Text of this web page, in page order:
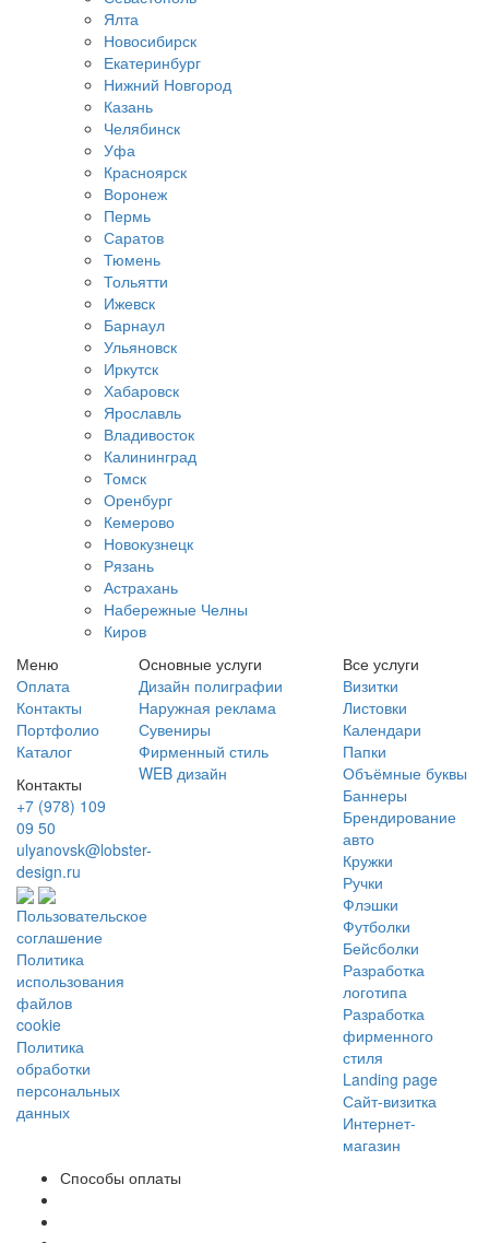
Ялта
Новосибирск
Екатеринбург
Нижний Новгород
Казань
Челябинск
Уфа
Красноярск
Воронеж
Пермь
Саратов
Тюмень
Тольятти
Ижевск
Барнаул
Ульяновск
Иркутск
Хабаровск
Ярославль
Владивосток
Калининград
Томск
Оренбург
Кемерово
Новокузнецк
Рязань
Астрахань
Набережные Челны
Киров
Меню
Оплата
Контакты
Портфолио
Каталог
Контакты
+7 (978) 109
09 50
ulyanovsk@lobster-
design.ru
Пользовательское
соглашение
Политика
использования
файлов
cookie
Политика
обработки
персональных
данных
Основные услуги
Дизайн полиграфии
Наружная реклама
Сувениры
Фирменный стиль
WEB дизайн
Все услуги
Визитки
Листовки
Календари
Папки
Объёмные буквы
Баннеры
Брендирование
авто
Кружки
Ручки
Флэшки
Футболки
Бейсболки
Разработка
логотипа
Разработка
фирменного
стиля
Landing page
Сайт-визитка
Интернет-
магазин
Способы оплаты